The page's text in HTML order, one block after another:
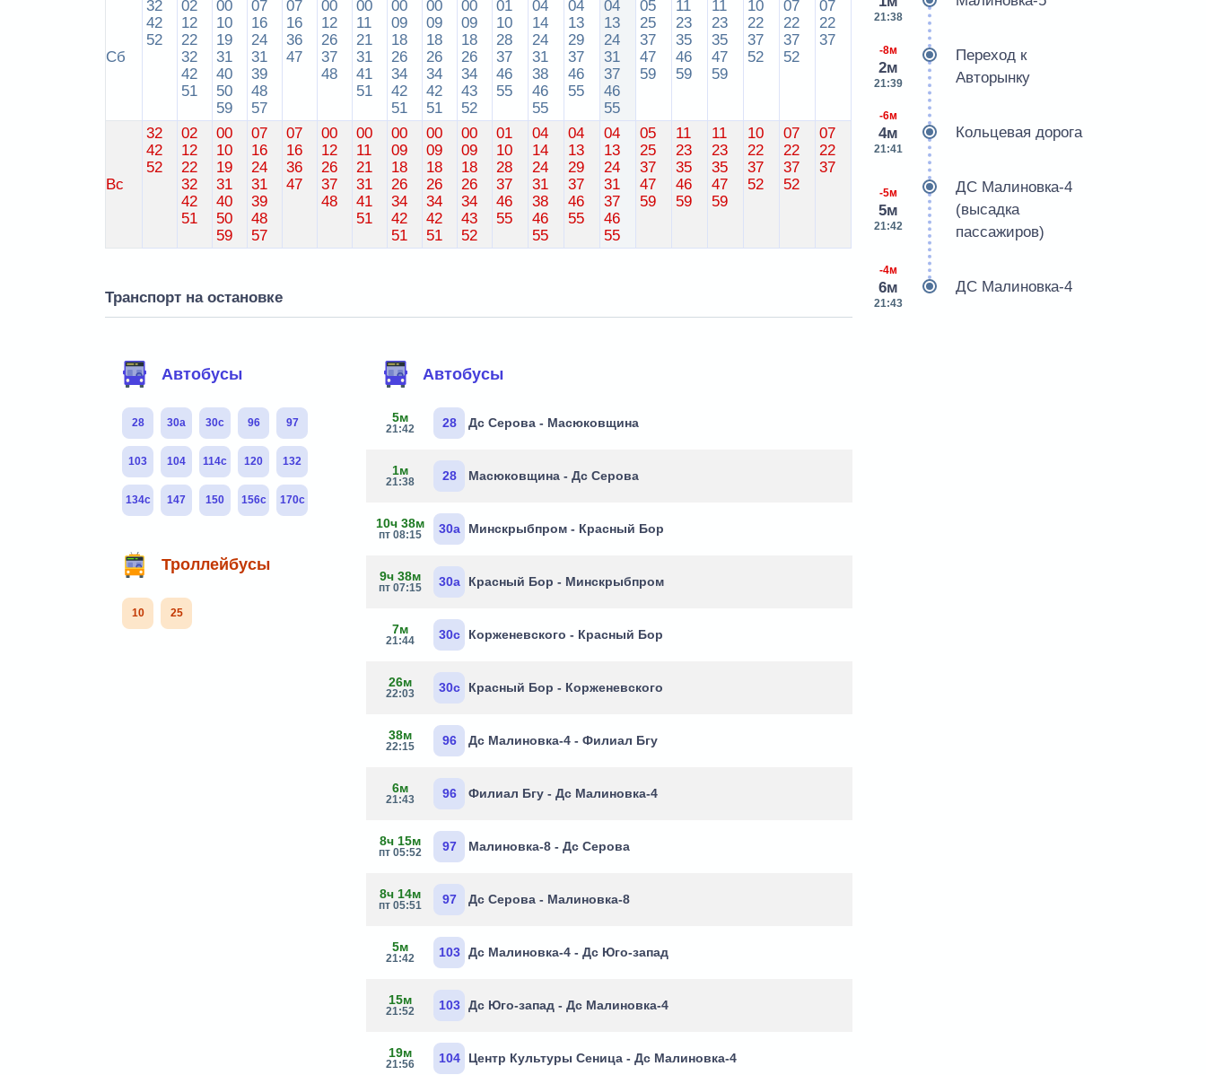
Сб
32
42
52
02
12
22
32
42
51
00
10
19
31
40
50
59
07
16
24
31
39
48
57
07
16
36
47
00
12
26
37
48
00
11
21
31
41
51
00
09
18
26
34
42
51
00
09
18
26
34
42
51
00
09
18
26
34
43
52
01
10
28
37
46
55
04
14
24
31
38
46
55
04
13
29
37
46
55
04
13
24
31
37
46
55
05
25
37
47
59
11
23
35
46
59
11
23
35
47
59
10
22
37
52
07
22
37
52
07
22
37
Вс
32
42
52
02
12
22
32
42
51
00
10
19
31
40
50
59
07
16
24
31
39
48
57
07
16
36
47
00
12
26
37
48
00
11
21
31
41
51
00
09
18
26
34
42
51
00
09
18
26
34
42
51
00
09
18
26
34
43
52
01
10
28
37
46
55
04
14
24
31
38
46
55
04
13
29
37
46
55
04
13
24
31
37
46
55
05
25
37
47
59
11
23
35
46
59
11
23
35
47
59
10
22
37
52
07
22
37
52
07
22
37
Транспорт на остановке
Автобусы
28 30а 30с 96 97
103 104 114с 120 132
134с 147 150 156с 170с
Троллейбусы
10 25
Автобусы
5м
21:42 28 Дс Серова - Масюковщина
1м
21:38 28 Масюковщина - Дс Серова
10ч 38м
пт 08:15 30а Минскрыбпром - Красный Бор
9ч 38м
пт 07:15 30а Красный Бор - Минскрыбпром
7м
21:44 30с Корженевского - Красный Бор
26м
22:03 30с Красный Бор - Корженевского
38м
22:15 96 Дс Малиновка-4 - Филиал Бгу
6м
21:43 96 Филиал Бгу - Дс Малиновка-4
8ч 15м
пт 05:52 97 Малиновка-8 - Дс Серова
8ч 14м
пт 05:51 97 Дс Серова - Малиновка-8
5м
21:42 103 Дс Малиновка-4 - Дс Юго-запад
15м
21:52 103 Дс Юго-запад - Дс Малиновка-4
19м
21:56 104 Центр Культуры Сеница - Дс Малиновка-4
21:38
-8м
2м
21:39
Переход к
Авторынку
-6м
4м
21:41
Кольцевая дорога
-5м
5м
21:42
ДС Малиновка-4
(высадка
пассажиров)
-4м
6м
21:43
ДС Малиновка-4